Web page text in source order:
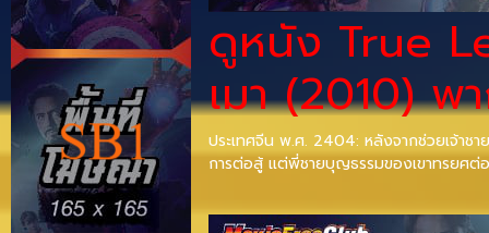
ดูหนัง True
เมา (2010) พ
ประเทศจีน พ.ศ. 2404: หลังจากช่วยเจ้าช
การต่อสู้ แต่พี่ชายบุญธรรมของเขาทรยศต่